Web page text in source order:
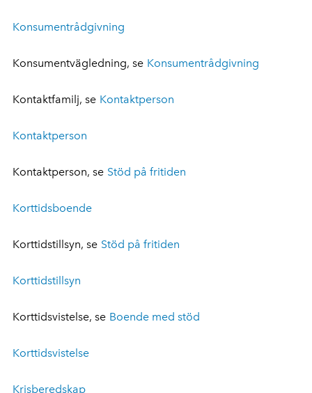
Konsumentrådgivning
Konsumentvägledning, se Konsumentrådgivning
Kontaktfamilj, se Kontaktperson
Kontaktperson
Kontaktperson, se Stöd på fritiden
Korttidsboende
Korttidstillsyn, se Stöd på fritiden
Korttidstillsyn
Korttidsvistelse, se Boende med stöd
Korttidsvistelse
Krisberedskap